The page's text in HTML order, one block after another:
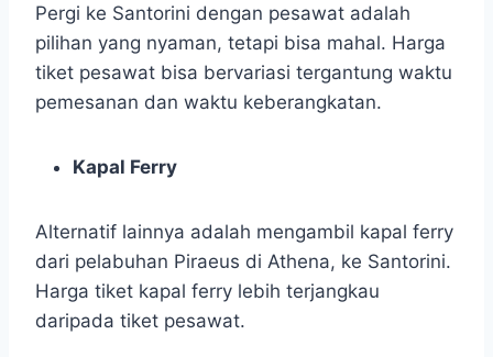
Pergi ke Santorini dengan pesawat adalah
pilihan yang nyaman, tetapi bisa mahal. Harga
tiket pesawat bisa bervariasi tergantung waktu
pemesanan dan waktu keberangkatan.
Kapal Ferry
Alternatif lainnya adalah mengambil kapal ferry
dari pelabuhan Piraeus di Athena, ke Santorini.
Harga tiket kapal ferry lebih terjangkau
daripada tiket pesawat.